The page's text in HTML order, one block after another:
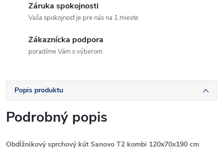
Záruka spokojnosti
Vaša spokojnosť je pre nás na 1.mieste
Zákaznícka podpora
poradíme Vám s výberom
Popis produktu
Podrobný popis
Obdĺžnikový sprchový kút Sanovo T2 kombi 120x70x190 cm